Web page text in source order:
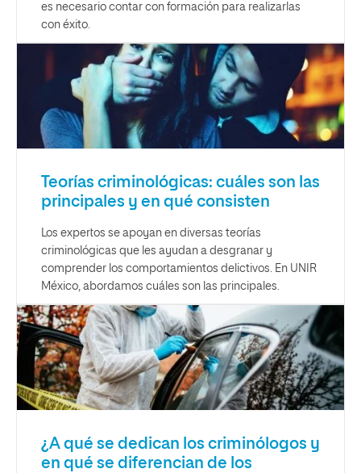
es necesario contar con formación para realizarlas
con éxito.
Teorías criminológicas: cuáles son las
principales y en qué consisten
Los expertos se apoyan en diversas teorías
criminológicas que les ayudan a desgranar y
comprender los comportamientos delictivos. En UNIR
México, abordamos cuáles son las principales.
¿A qué se dedican los criminólogos y
en qué se diferencian de los